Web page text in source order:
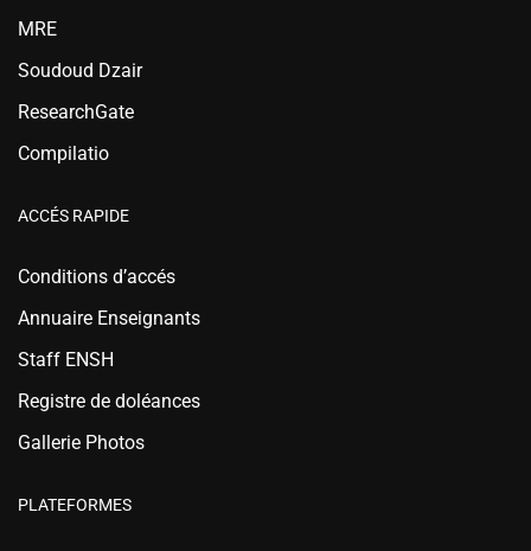
MRE
Soudoud Dzair
ResearchGate
Compilatio
ACCÉS RAPIDE
Conditions d’accés
Annuaire Enseignants
Staff ENSH
Registre de doléances
Gallerie Photos
PLATEFORMES